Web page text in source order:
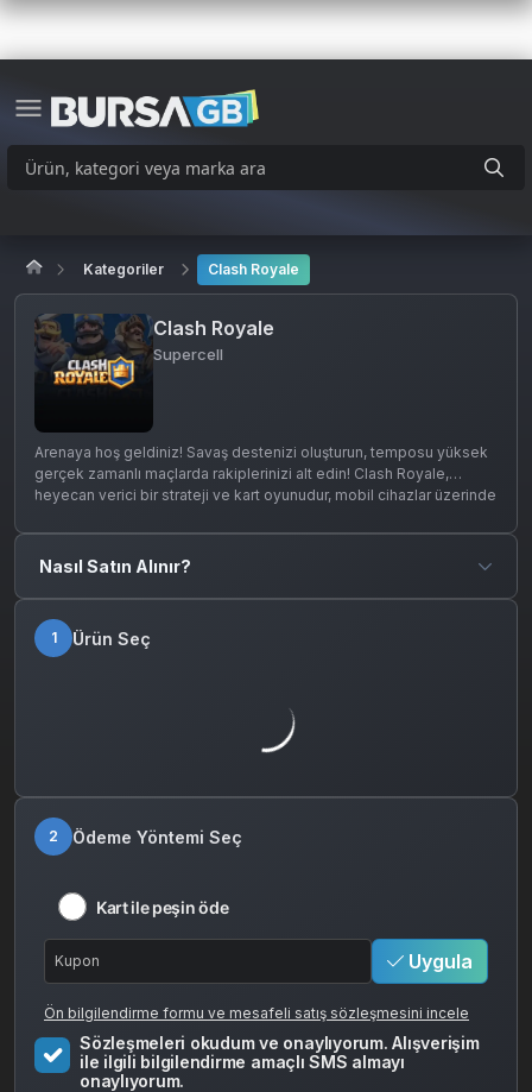
Kategoriler Clash Royale
Clash Royale
Supercell
Arenaya hoş geldiniz! Savaş destenizi oluşturun, temposu yüksek
gerçek zamanlı maçlarda rakiplerinizi alt edin! Clash Royale,
heyecan verici bir strateji ve kart oyunudur, mobil cihazlar üzerinde
zamanlı mücadelelerinde rakiplerine karşı savaşırlar. Etkileyici
grafikleri ve bağımlılık yaratan oynanışıyla Clash Royale, strateji
platformda rekabetçi bir deneyim arayan herkes için idealdir.
Nasıl Satın Alınır?
1 Ürün Seç
2 Ödeme Yöntemi Seç
Kart ile peşin öde
Uygula
Ön bilgilendirme formu ve mesafeli satış sözleşmesini incele
Sözleşmeleri okudum ve onaylıyorum. Alışverişim
ile ilgili bilgilendirme amaçlı SMS almayı
onaylıyorum.